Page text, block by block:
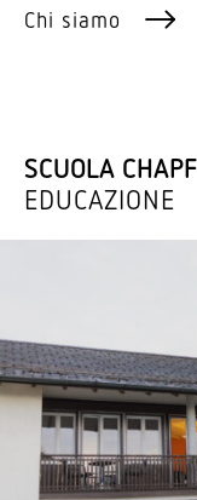
Chi siamo
SCUOLA
EDUCAZIONE